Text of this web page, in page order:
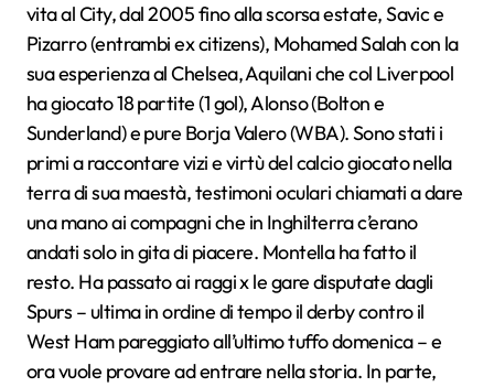
vita al City, dal 2005 fino alla scorsa estate, Savic e
Pizarro (entrambi ex citizens), Mohamed Salah con la
sua esperienza al Chelsea, Aquilani che col Liverpool
ha giocato 18 partite (1 gol), Alonso (Bolton e
Sunderland) e pure Borja Valero (WBA). Sono stati i
primi a raccontare vizi e virtù del calcio giocato nella
terra di sua maestà, testimoni oculari chiamati a dare
una mano ai compagni che in Inghilterra c’erano
andati solo in gita di piacere. Montella ha fatto il
resto. Ha passato ai raggi x le gare disputate dagli
Spurs – ultima in ordine di tempo il derby contro il
West Ham pareggiato all’ultimo tuffo domenica – e
ora vuole provare ad entrare nella storia. In parte,